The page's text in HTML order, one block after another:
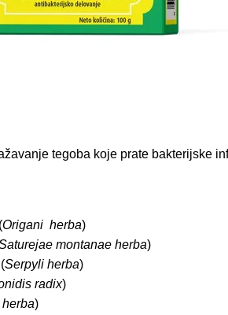
tegoba koje prate bakterijske
Origani herba)
montanae herba)
Serpyli herba)
radix)
)